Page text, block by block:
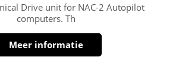
Drive unit for NAC-2 Autopilot
computers. Th
Meer informatie